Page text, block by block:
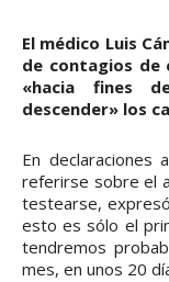
El médico Luis
de contagios de
«hacia fines
descender» los
En declaraciones
referirse sobre el
testearse,
esto es sólo el
tendremos
mes, en unos 20